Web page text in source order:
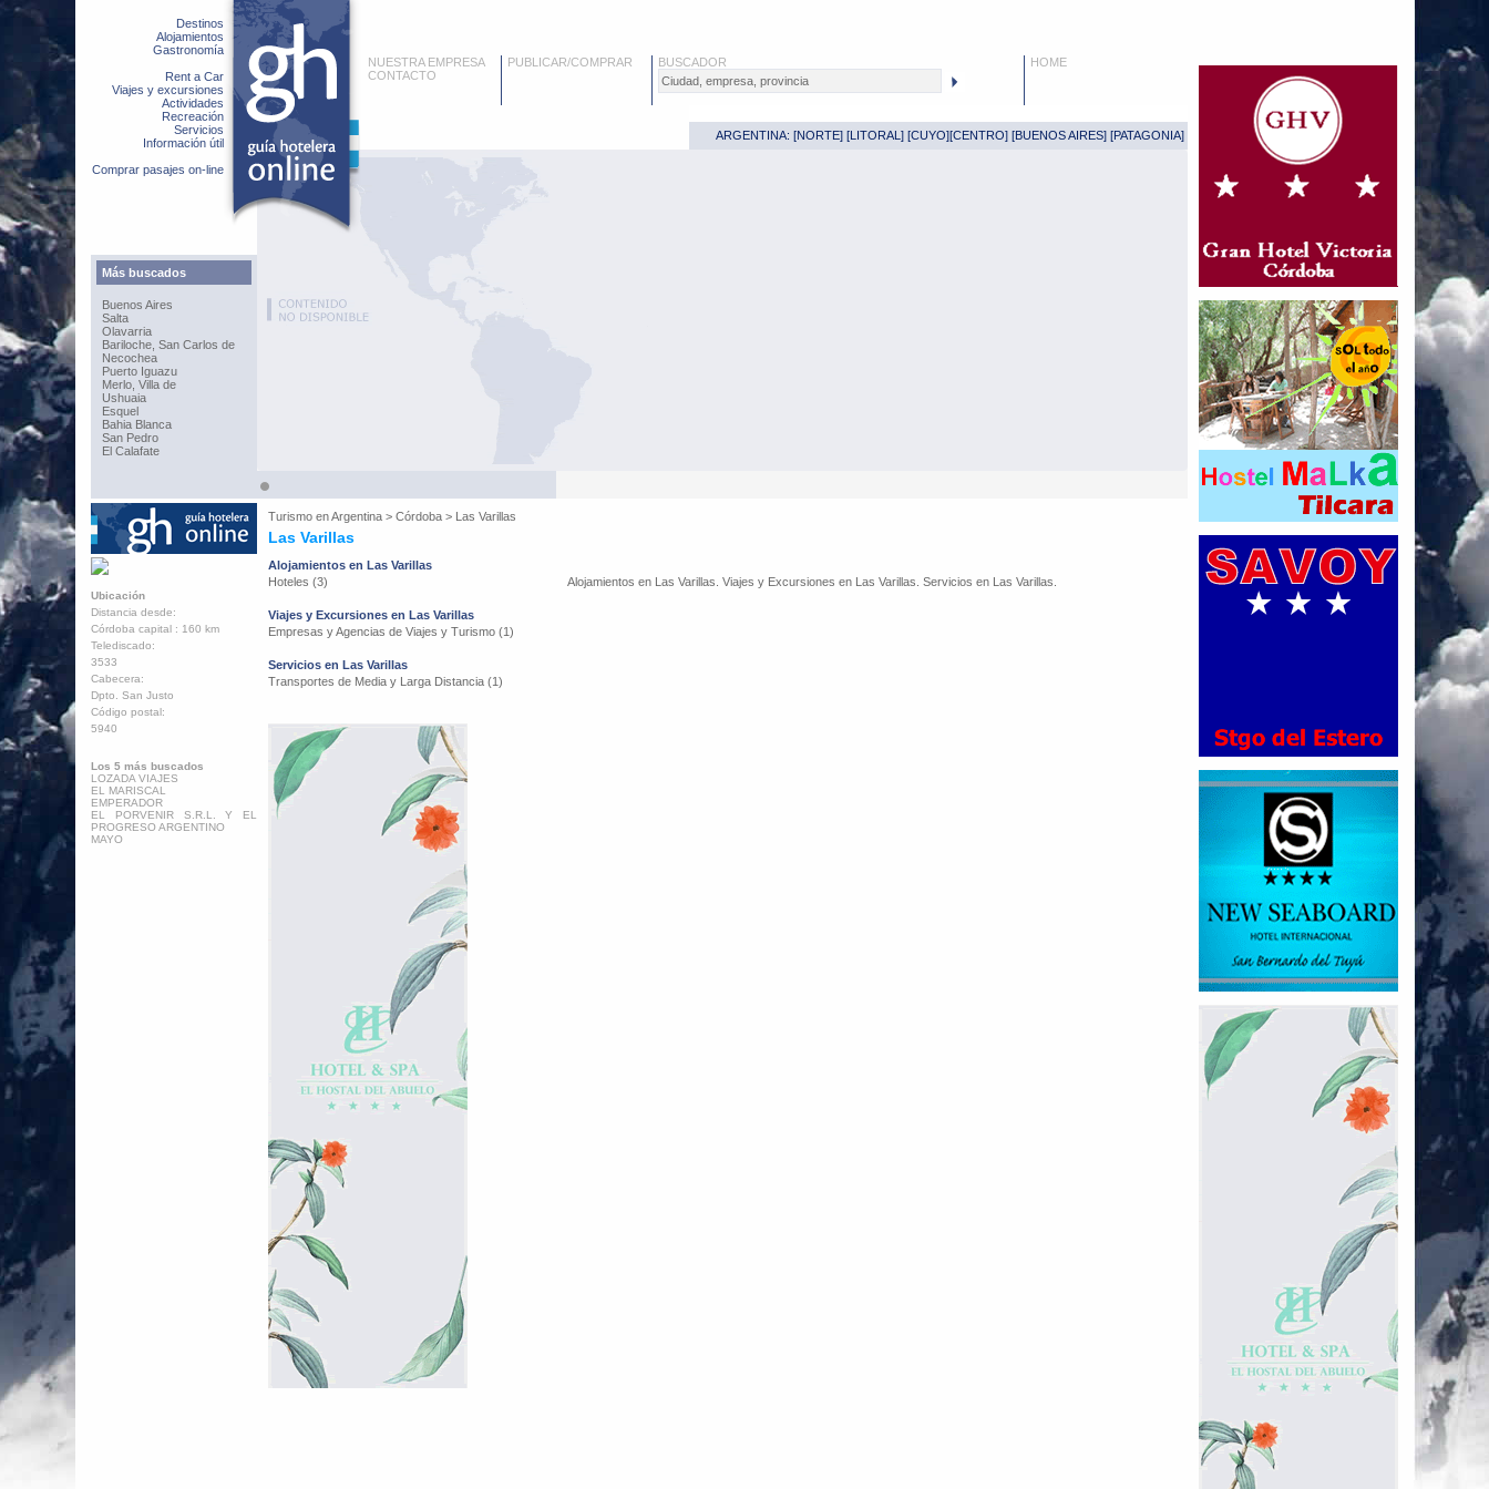
Destinos
Alojamientos
Gastronomía
Rent a Car
Viajes y excursiones
Actividades
Recreación
Servicios
Información útil
Comprar pasajes on-line
Más buscados
Buenos Aires
Salta
Olavarria
Bariloche, San Carlos de
Necochea
Puerto Iguazu
Merlo, Villa de
Ushuaia
Esquel
Bahia Blanca
San Pedro
El Calafate
NUESTRA EMPRESA
CONTACTO
PUBLICAR/COMPRAR BUSCADOR HOME
ARGENTINA: [NORTE] [LITORAL ] [CUYO][CENTRO] [BUENOS AIRES] [PATAGONIA]
Turismo enArgentina > Córdoba > Las Varillas
Las Varillas
Ubicación
Distancia desde:
Córdoba capital : 160 km
Telediscado:
3533
Cabecera:
Dpto. San Justo
Código postal:
5940
Los 5 más buscados
LOZADA VIAJES
EL MARISCAL
EMPERADOR
EL PORVENIR S.R.L. Y EL
PROGRESO ARGENTINO
MAYO
Alojamientos en Las Varillas
Hoteles (3)
Viajes y Excursiones en Las Varillas
Empresas y Agencias de Viajes y Turismo (1)
Servicios en Las Varillas
Transportes de Media y Larga Distancia (1)
Alojamientos en Las Varillas. Viajes y Excursiones en Las Varillas. Servicios en Las Varillas.